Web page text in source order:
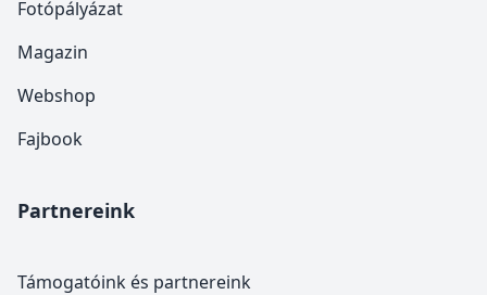
Fotópályázat
Magazin
Webshop
Fajbook
Partnereink
Támogatóink és partnereink